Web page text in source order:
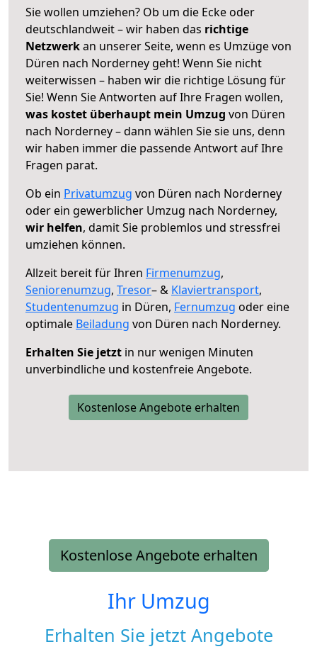
Sie wollen umziehen? Ob um die Ecke oder
deutschlandweit – wir haben das richtige
Netzwerkan unserer Seite, wenn es Umzüge von
Düren nach Norderney geht! Wenn Sie nicht
weiterwissen – haben wir die richtige Lösung für
Sie! Wenn Sie Antworten auf Ihre Fragen wollen,
was kostet überhaupt mein Umzug von Düren
nach Norderney – dann wählen Sie sie uns, denn
wir haben immer die passende Antwort auf Ihre
Fragen parat.
Ob ein Privatumzug von Düren nach Norderney
oder ein gewerblicher Umzug nach Norderney,
wir helfen, damit Sie problemlos und stressfrei
umziehen können.
Allzeit bereit für Ihren Firmenumzug,
Seniorenumzug, Tresor– & Klaviertransport,
Studentenumzug in Düren, Fernumzug oder eine
optimale Beiladung von Düren nach Norderney.
Erhalten Sie jetzt in nur wenigen Minuten
unverbindliche und kostenfreie Angebote.
Kostenlose Angebote erhalten
Kostenlose Angebote erhalten
Ihr Umzug
Erhalten Sie jetzt Angebote